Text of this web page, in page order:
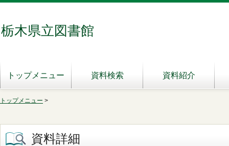
栃木県立図書館
トップメニュー 資料検索 資料紹介
トップメニュー >
資料詳細